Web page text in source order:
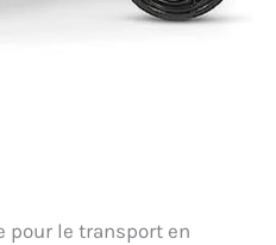
pour le transport en